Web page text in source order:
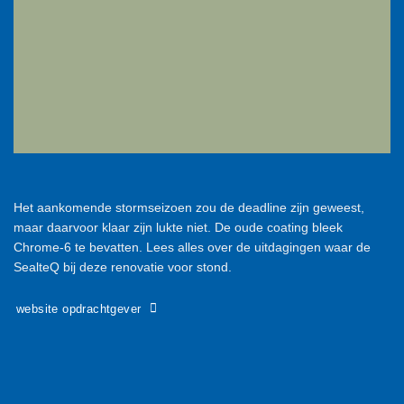
Het aankomende stormseizoen zou de deadline zijn geweest,
maar daarvoor klaar zijn lukte niet. De oude coating bleek
Chrome-6 te bevatten. Lees alles over de uitdagingen waar de
SealteQ bij deze renovatie voor stond.
website opdrachtgever